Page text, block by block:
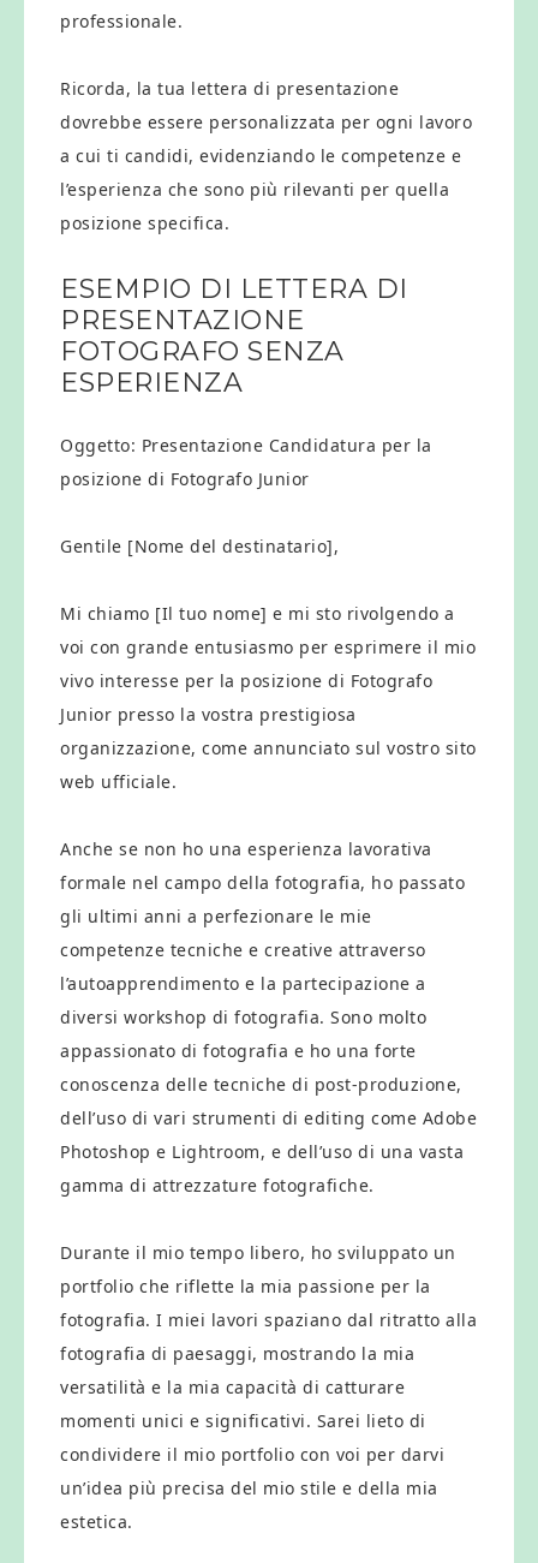
professionale.
Ricorda, la tua lettera di presentazione
dovrebbe essere personalizzata per ogni lavoro
a cui ti candidi, evidenziando le competenze e
l’esperienza che sono più rilevanti per quella
posizione specifica.
ESEMPIO DI LETTERA DI
PRESENTAZIONE
FOTOGRAFO SENZA
ESPERIENZA
Oggetto: Presentazione Candidatura per la
posizione di Fotografo Junior
Gentile [Nome del destinatario],
Mi chiamo [Il tuo nome] e mi sto rivolgendo a
voi con grande entusiasmo per esprimere il mio
vivo interesse per la posizione di Fotografo
Junior presso la vostra prestigiosa
organizzazione, come annunciato sul vostro sito
web ufficiale.
Anche se non ho una esperienza lavorativa
formale nel campo della fotografia, ho passato
gli ultimi anni a perfezionare le mie
competenze tecniche e creative attraverso
l’autoapprendimento e la partecipazione a
diversi workshop di fotografia. Sono molto
appassionato di fotografia e ho una forte
conoscenza delle tecniche di post-produzione,
dell’uso di vari strumenti di editing come Adobe
Photoshop e Lightroom, e dell’uso di una vasta
gamma di attrezzature fotografiche.
Durante il mio tempo libero, ho sviluppato un
portfolio che riflette la mia passione per la
fotografia. I miei lavori spaziano dal ritratto alla
fotografia di paesaggi, mostrando la mia
versatilità e la mia capacità di catturare
momenti unici e significativi. Sarei lieto di
condividere il mio portfolio con voi per darvi
un’idea più precisa del mio stile e della mia
estetica.